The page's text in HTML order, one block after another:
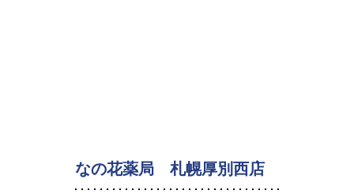
なの花薬局 札幌厚別西店